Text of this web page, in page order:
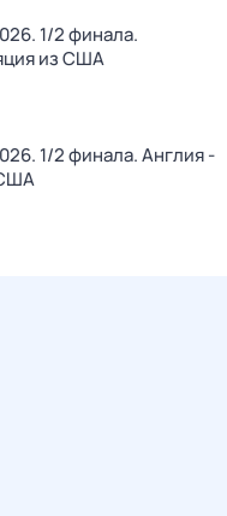
1/2 финала.
из США
1/2 финала. Англия -